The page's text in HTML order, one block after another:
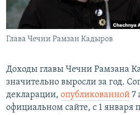
СОЦИАЛЬНЫЕ СЕТИ
Все сайты РСЕ/РС
Глава Чечни Рамзан Кадыров
Доходы главы Чечни Рамзана
значительно выросли за год.
декларации, опубликованной 7
официальном сайте, с 1 января